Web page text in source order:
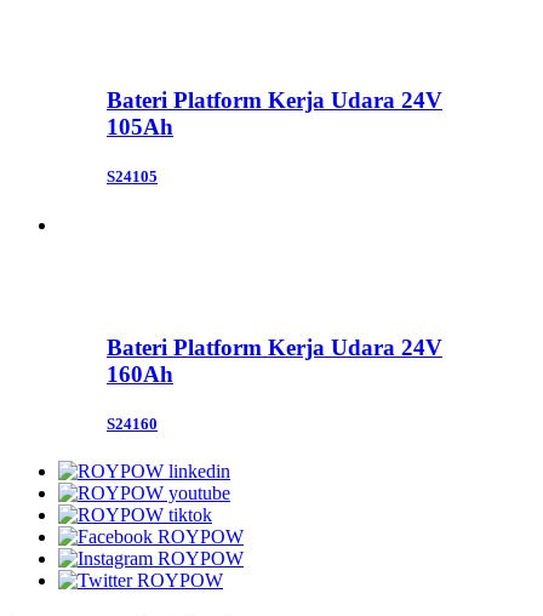
Bateri Platform Kerja Udara 24V
105Ah
S24105
Bateri Platform Kerja Udara 24V
160Ah
S24160